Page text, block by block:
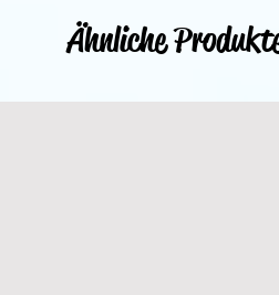
Ähnliche